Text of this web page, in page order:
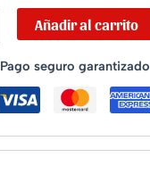
Añadir al carrito
Pago seguro garantizado